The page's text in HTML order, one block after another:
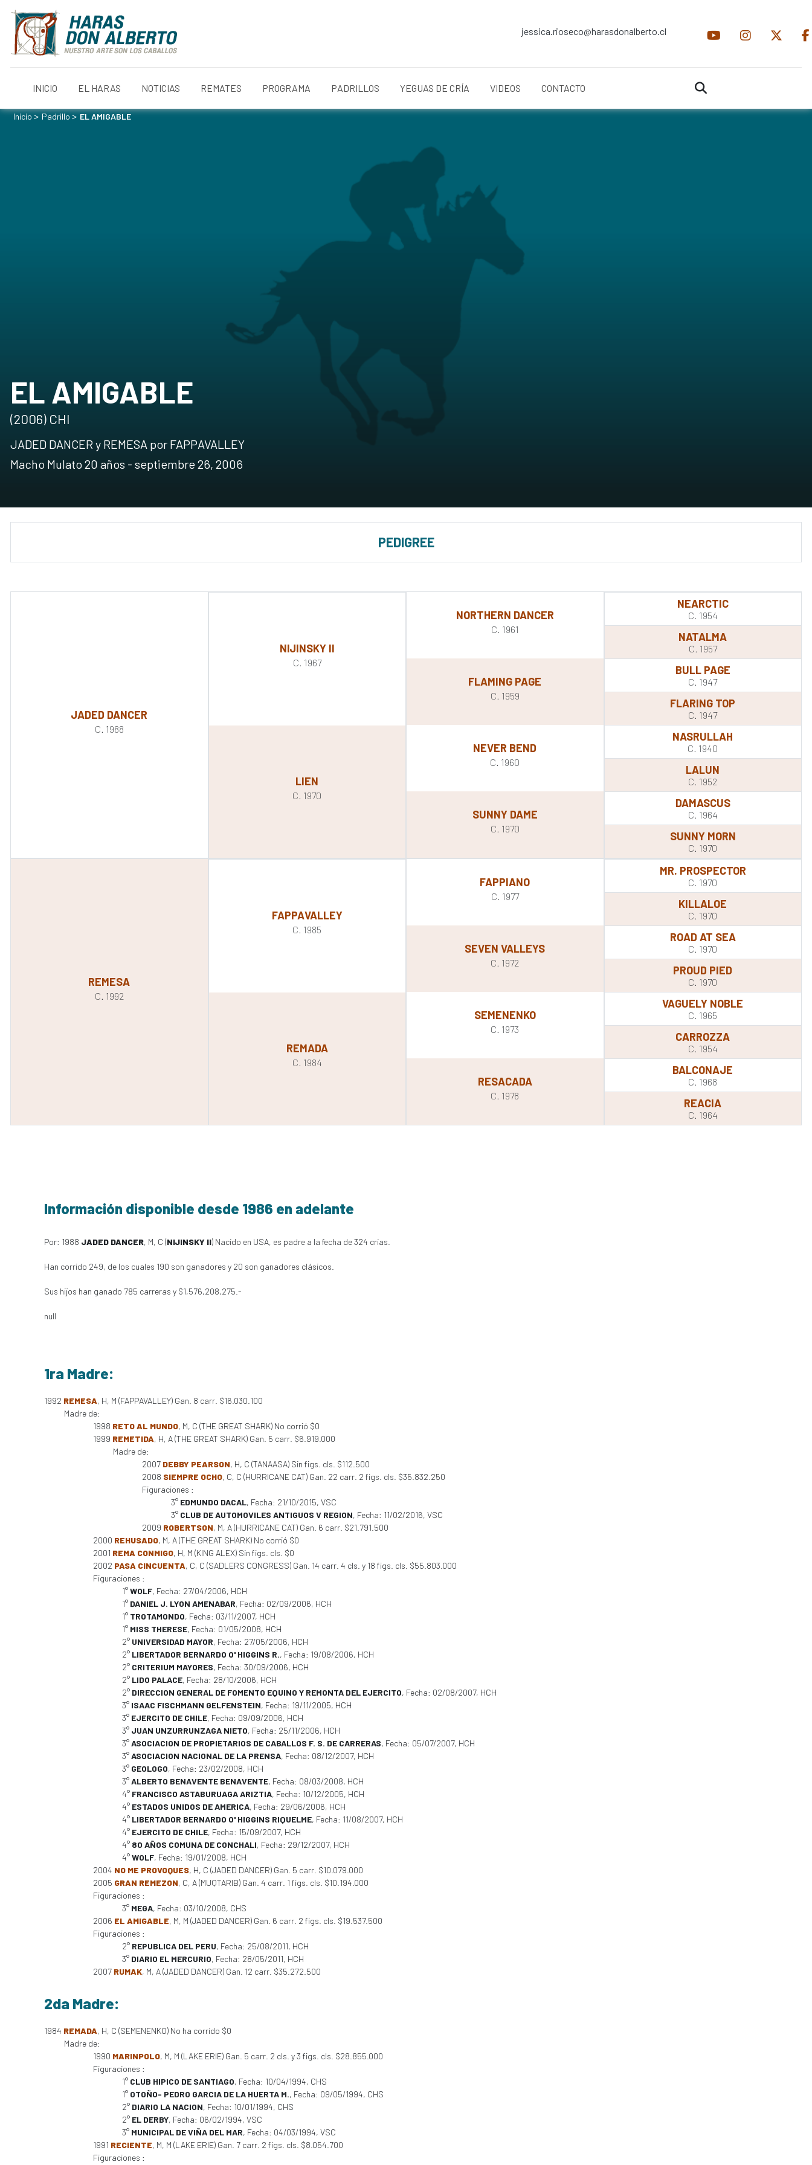
jessica.rioseco@harasdonalberto.cl
INICIO EL HARAS NOTICIAS REMATES PROGRAMA PADRILLOS YEGUAS DE CRÍA VIDEOS CONTACTO
Inicio> Padrillo> EL AMIGABLE
EL AMIGABLE
(2006) CHI
JADED DANCER y REMESA por FAPPAVALLEY
Macho Mulato 20 años - septiembre 26, 2006
PEDIGREE
JADED DANCER
C. 1988
NIJINSKY II
C. 1967
LIEN
C. 1970
NORTHERN DANCER
C. 1961
FLAMING PAGE
C. 1959
NEVER BEND
C. 1960
SUNNY DAME
C. 1970
NEARCTIC
C. 1954
NATALMA
C. 1957
BULL PAGE
C. 1947
FLARING TOP
C. 1947
NASRULLAH
C. 1940
LALUN
C. 1952
DAMASCUS
C. 1964
SUNNY MORN
C. 1970
REMESA
C. 1992
FAPPAVALLEY
C. 1985
REMADA
C. 1984
FAPPIANO
C. 1977
SEVEN VALLEYS
C. 1972
SEMENENKO
C. 1973
RESACADA
C. 1978
MR. PROSPECTOR
C. 1970
KILLALOE
C. 1970
ROAD AT SEA
C. 1970
PROUD PIED
C. 1970
VAGUELY NOBLE
C. 1965
CARROZZA
C. 1954
BALCONAJE
C. 1968
REACIA
C. 1964
Información disponible desde 1986 en adelante
Por: 1988 JADED DANCER, M, C (NIJINSKY II) Nacido en USA, es padre a la fecha de 324 crías.
Han corrido 249, de los cuales 190 son ganadores y 20 son ganadores clásicos.
Sus hijos han ganado 785 carreras y $1,576,208,275.-
null
1ra Madre:
1992 REMESA, H, M (FAPPAVALLEY) Gan. 8 carr. $16.030.100
Madre de:
1998 RETO AL MUNDO, M, C (THE GREAT SHARK) No corrió $0
1999 REMETIDA, H, A (THE GREAT SHARK) Gan. 5 carr. $6.919.000
Madre de:
2007 DEBBY PEARSON, H, C (TANAASA) Sin figs. cls. $112.500
2008 SIEMPRE OCHO, C, C (HURRICANE CAT) Gan. 22 carr. 2 figs. cls. $35.832.250
Figuraciones :
3° EDMUNDO DACAL, Fecha: 21/10/2015, VSC
3° CLUB DE AUTOMOVILES ANTIGUOS V REGION, Fecha: 11/02/2016, VSC
2009 ROBERTSON, M, A (HURRICANE CAT) Gan. 6 carr. $21.791.500
2000 REHUSADO, M, A (THE GREAT SHARK) No corrió $0
2001 REMA CONMIGO, H, M (KING ALEX) Sin figs. cls. $0
2002 PASA CINCUENTA, C, C (SADLERS CONGRESS) Gan. 14 carr. 4 cls. y 18 figs. cls. $55.803.000
Figuraciones :
1°WOLF, Fecha: 27/04/2006, HCH
1° DANIEL J. LYON AMENABAR, Fecha: 02/09/2006, HCH
1° TROTAMONDO, Fecha: 03/11/2007, HCH
1° MISS THERESE, Fecha: 01/05/2008, HCH
2° UNIVERSIDAD MAYOR, Fecha: 27/05/2006, HCH
2° LIBERTADOR BERNARDO O' HIGGINS R., Fecha: 19/08/2006, HCH
2° CRITERIUM MAYORES, Fecha: 30/09/2006, HCH
2° LIDO PALACE, Fecha: 28/10/2006, HCH
2° DIRECCION GENERAL DE FOMENTO EQUINO Y REMONTA DEL EJERCITO, Fecha: 02/08/2007, HCH
3° ISAAC FISCHMANN GELFENSTEIN, Fecha: 19/11/2005, HCH
3° EJERCITO DE CHILE, Fecha: 09/09/2006, HCH
3° JUAN UNZURRUNZAGA NIETO, Fecha: 25/11/2006, HCH
3°ASOCIACION DE PROPIETARIOS DE CABALLOS F. S. DE CARRERAS, Fecha: 05/07/2007, HCH
3°ASOCIACION NACIONAL DE LA PRENSA, Fecha: 08/12/2007, HCH
3° GEOLOGO, Fecha: 23/02/2008, HCH
3°ALBERTO BENAVENTE BENAVENTE, Fecha: 08/03/2008, HCH
4° FRANCISCO ASTABURUAGA ARIZTIA, Fecha: 10/12/2005, HCH
4° ESTADOS UNIDOS DE AMERICA, Fecha: 29/06/2006, HCH
4° LIBERTADOR BERNARDO O' HIGGINS RIQUELME, Fecha: 11/08/2007, HCH
4° EJERCITO DE CHILE, Fecha: 15/09/2007, HCH
4° 80 AÑOS COMUNA DE CONCHALI, Fecha: 29/12/2007, HCH
4°WOLF, Fecha: 19/01/2008, HCH
2004 NO ME PROVOQUES, H, C (JADED DANCER) Gan. 5 carr. $10.079.000
2005 GRAN REMEZON, C, A (MUQTARIB) Gan. 4 carr. 1 figs. cls. $10.194.000
Figuraciones :
3° MEGA, Fecha: 03/10/2008, CHS
2006 EL AMIGABLE, M, M (JADED DANCER) Gan. 6 carr. 2 figs. cls. $19.537.500
Figuraciones :
2° REPUBLICA DEL PERU, Fecha: 25/08/2011, HCH
3° DIARIO EL MERCURIO, Fecha: 28/05/2011, HCH
2007 RUMAK, M, A (JADED DANCER) Gan. 12 carr. $35.272.500
2da Madre:
1984 REMADA, H, C (SEMENENKO) No ha corrido $0
Madre de:
1990 MARINPOLO, M, M (LAKE ERIE) Gan. 5 carr. 2 cls. y 3 figs. cls. $28.855.000
Figuraciones :
1° CLUB HIPICO DE SANTIAGO, Fecha: 10/04/1994, CHS
1° OTOÑO- PEDRO GARCIA DE LA HUERTA M., Fecha: 09/05/1994, CHS
2° DIARIO LA NACION, Fecha: 10/01/1994, CHS
2° EL DERBY, Fecha: 06/02/1994, VSC
3° MUNICIPAL DE VIÑA DEL MAR, Fecha: 04/03/1994, VSC
1991 RECIENTE, M, M (LAKE ERIE) Gan. 7 carr. 2 figs. cls. $8.054.700
Figuraciones :